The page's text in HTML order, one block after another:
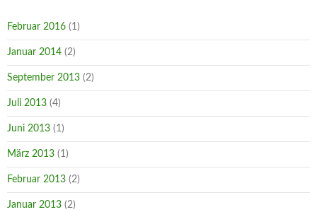
Februar 2016 (1)
Januar 2014 (2)
September 2013 (2)
Juli 2013 (4)
Juni 2013 (1)
März 2013 (1)
Februar 2013 (2)
Januar 2013 (2)